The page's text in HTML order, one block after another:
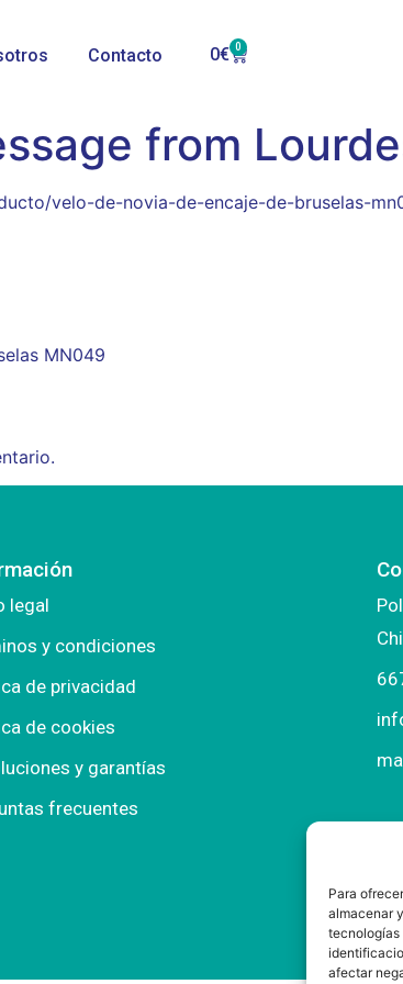
Para
almacenar
tecnologías
afectar
Contacto 0€ 0
from
velo-de-novia-de-encaje-de-bruselas-
MN049
legal
y condiciones
de privacidad
de cookies
y garantías
frecuentes